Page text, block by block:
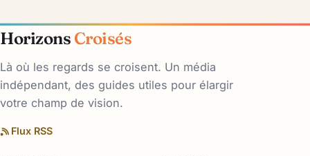
Horizons Croisés
Là où les regards se croisent. Un média
indépendant, des guides utiles pour élargir
votre champ de vision.
Flux RSS